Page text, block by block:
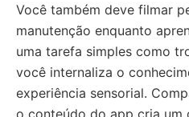
Você também deve filmar
manutenção enquanto
uma tarefa simples como
você internaliza o
experiência sensorial.
o conteúdo do app cria um